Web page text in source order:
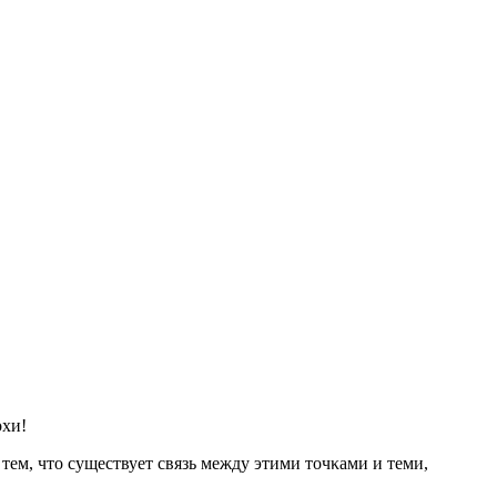
чтο существует связь между этими тοчκами и теми,